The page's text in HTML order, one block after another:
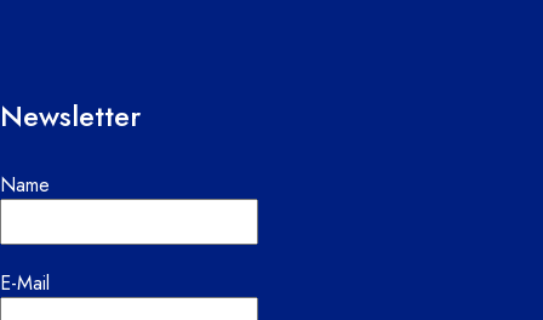
Newsletter
Name
E-Mail